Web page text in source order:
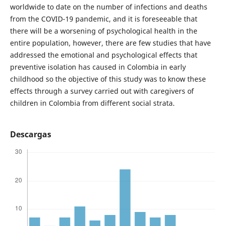
worldwide to date on the number of infections and deaths
from the COVID-19 pandemic, and it is foreseeable that
there will be a worsening of psychological health in the
entire population, however, there are few studies that have
addressed the emotional and psychological effects that
preventive isolation has caused in Colombia in early
childhood so the objective of this study was to know these
effects through a survey carried out with caregivers of
children in Colombia from different social strata.
Descargas